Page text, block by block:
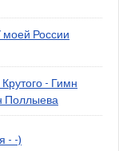
моей России
- Гимн
Поллыева
- -)